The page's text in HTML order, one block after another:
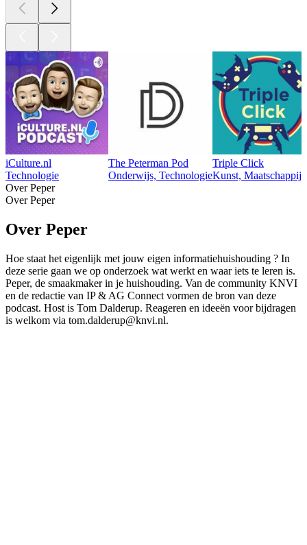
iCulture.nl
Technologie
The Peterman Pod
Onderwijs, Technologie
Triple Click
Kunst, Maatschappij
Over Peper
Over Peper
Over Peper
Hoe staat het eigenlijk met jouw eigen informatiehuishouding ? In
deze serie gaan we op onderzoek wat werkt en waar iets te leren is.
Peper, de smaakmaker in je huishouding. Van de community KNVI
en de redactie van IP & AG Connect vormen de bron van deze
podcast. Host is Tom Dalderup. Reageren en ideeën voor bijdragen
is welkom via tom.dalderup@knvi.nl.